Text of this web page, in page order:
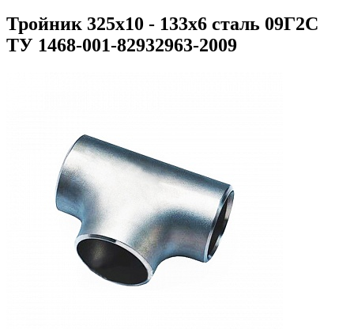
Тройник 325х10 - 133х6 сталь 09Г2С
ТУ 1468-001-82932963-2009